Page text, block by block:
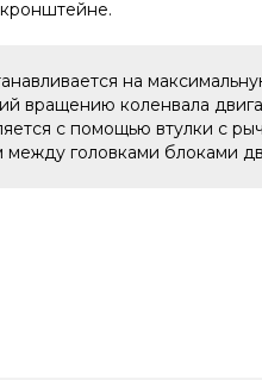
на
вращению коленвала
с помощью втулки с
головками блоками